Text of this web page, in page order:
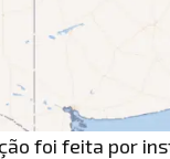
foi feita por